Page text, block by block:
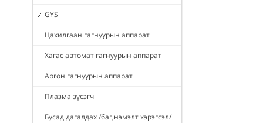
GYS
Цахилгаан гагнуурын аппарат
Хагас автомат гагнуурын аппарат
Аргон гагнуурын аппарат
Плазма зүсэгч
Бусад дагалдах /баг,нэмэлт хэрэгсэл/